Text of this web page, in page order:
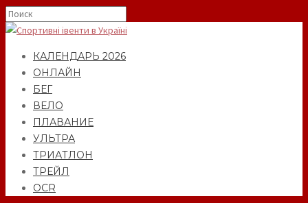
КАЛЕНДАРЬ 2026
ОНЛАЙН
БЕГ
ВЕЛО
ПЛАВАНИЕ
УЛЬТРА
ТРИАТЛОН
ТРЕЙЛ
OCR